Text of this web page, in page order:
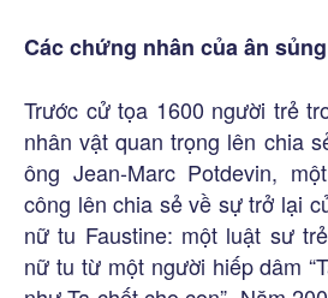
Các chứng nhân của ân sủng
Trước cử tọa 1600 người trẻ
nhân vật quan trọng lên chia
ông Jean-Marc Potdevin,
công lên chia sẻ về sự trở lại
nữ tu Faustine: một luật sư
nữ tu từ một người hiếp dâm